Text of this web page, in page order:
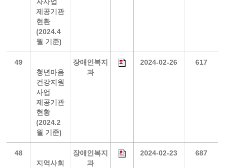
제공기관
현환
(2024.4
월 기준)
49
청년마음
건강지원
사업
제공기관
현황
(2024.2
월 기준)
장애인복지
과
2024-02-26 617
48
지역사회
장애인복지
과
2024-02-23 687